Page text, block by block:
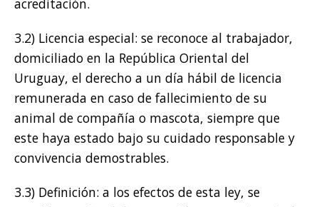
3.2) Licencia especial: se reconoce al trabajador,
domiciliado en la República Oriental del
Uruguay, el derecho a un día hábil de licencia
remunerada en caso de fallecimiento de su
animal de compañía o mascota, siempre que
este haya estado bajo su cuidado responsable y
convivencia demostrables.
3.3) Definición: a los efectos de esta ley, se